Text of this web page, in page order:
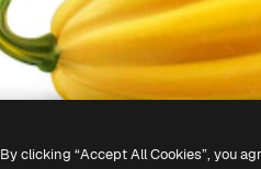
By clicking “Accept All Cookies”, you